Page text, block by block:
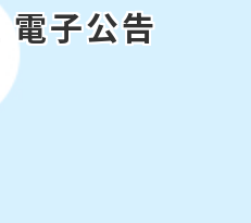
電子公告